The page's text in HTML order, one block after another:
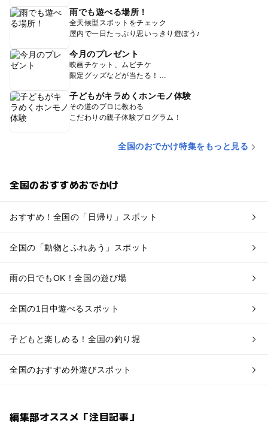
雨でも遊べる場所！
全天候型スポットをチェック
屋内で一日たっぷり思いっきり遊ぼう♪
今月のプレゼント
映画チケット、ムビチケ
限定グッズなどが当たる！
子どもがキラめくホンモノ体験
その道のプロに教わる
こだわりの親子体験プログラム！
全国のおでかけ特集をもっと見る
全国のおすすめおでかけ
おすすめ！全国の「日帰り」スポット
全国の「動物とふれあう」スポット
雨の日でもOK！全国の遊び場
全国の1日中遊べるスポット
子どもと楽しめる！全国の釣り堀
全国のおすすめ外遊びスポット
編集部オススメ「注目記事」